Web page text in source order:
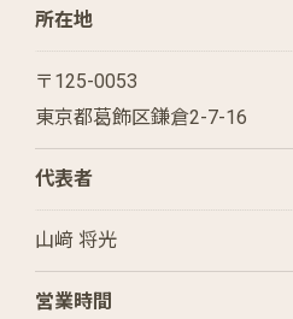
所在地
〒125-0053
東京都葛飾区鎌倉2-7-16
代表者
山﨑 将光
営業時間